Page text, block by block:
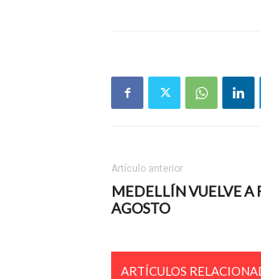
Artículo anterior
MEDELLÍN VUELVE A
AGOSTO
ARTÍCULOS